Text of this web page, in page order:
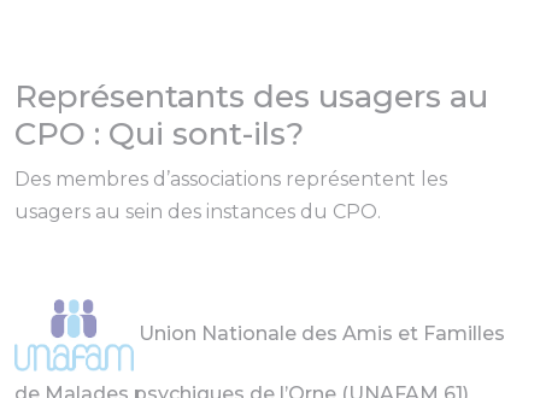
Représentants des usagers au
CPO : Qui sont-ils?
Des membres d’associations représentent les
usagers au sein des instances du CPO.
Union Nationale des Amis et Familles